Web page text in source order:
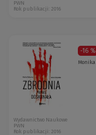
PWN
Rok publikacji: 2016
-16 %
Monika
Wydawnictwo Naukowe
PWN
Rok publikacji: 2016